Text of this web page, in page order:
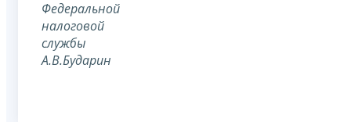
Федеральной
налоговой
службы
А.В.Бударин